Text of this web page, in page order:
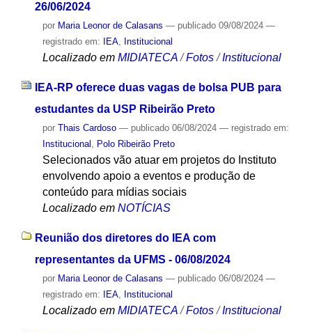
26/06/2024
por Maria Leonor de Calasans — publicado09/08/2024 —
registrado em:
IEA, Institucional
Localizado em MIDIATECA /Fotos /Institucional
IEA-RP oferece duas vagas de bolsa PUB para
estudantes da USP Ribeirão Preto
por Thais Cardoso — publicado06/08/2024 — registrado em:
Institucional , Polo Ribeirão Preto
Selecionados vão atuar em projetos do Instituto
envolvendo apoio a eventos e produção de
conteúdo para mídias sociais
Localizado em NOTÍCIAS
Reunião dos diretores do IEA com
representantes da UFMS - 06/08/2024
por Maria Leonor de Calasans — publicado06/08/2024 —
registrado em:
IEA, Institucional
Localizado em MIDIATECA /Fotos /Institucional